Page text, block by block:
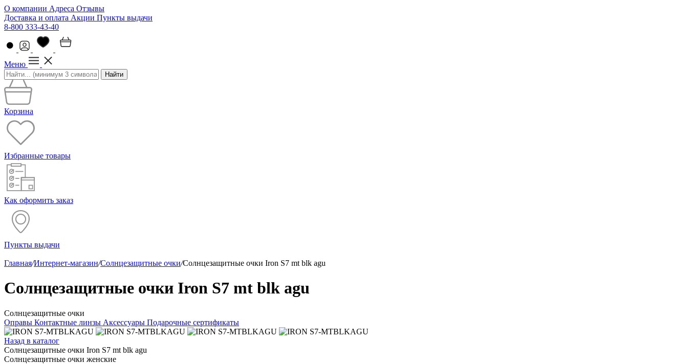
О компании Адреса Отзывы
Доставка и оплата Акции Пункты выдачи
8-800 333-43-40
Меню
Найти
Корзина
Избранные товары
Как оформить заказ
Пункты выдачи
Главная/Интернет-магазин/Солнцезащитные очки/Солнцезащитные очки Iron S7 mt blk agu
Солнцезащитные очки Iron S7 mt blk agu
Солнцезащитные очки
Оправы Контактные линзы Аксессуары Подарочные сертификаты
Назад в каталог
Солнцезащитные очки Iron S7 mt blk agu
Солнцезащитные очки женские